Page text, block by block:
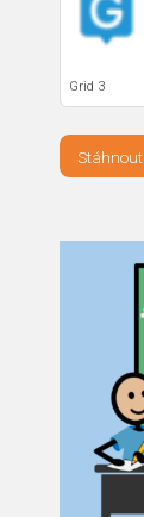
Grid 3
Stáhnout